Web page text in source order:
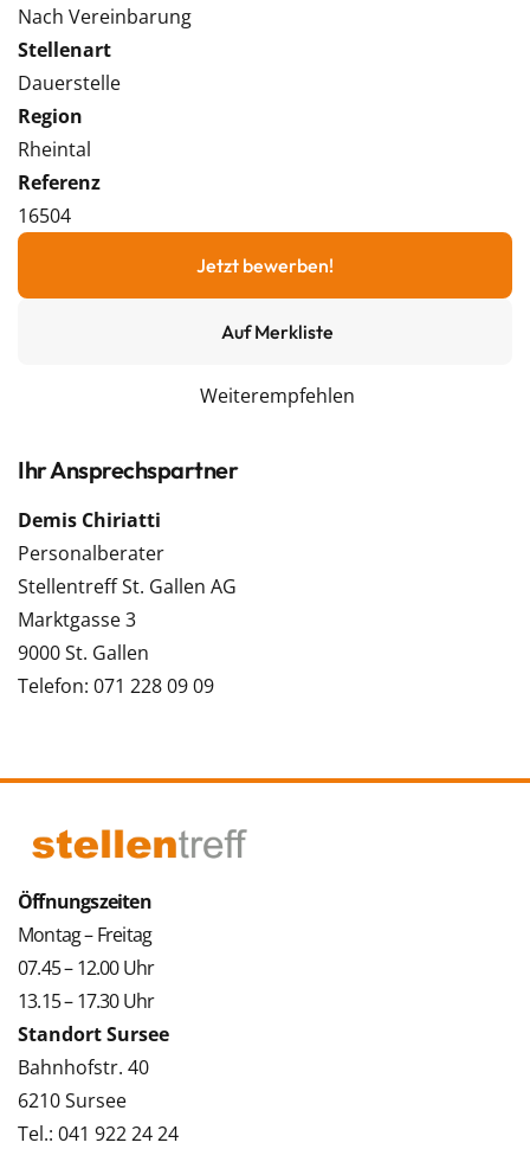
Nach Vereinbarung
Stellenart
Dauerstelle
Region
Rheintal
Referenz
16504
Jetzt bewerben!
Auf Merkliste
Weiterempfehlen
Ihr Ansprechspartner
Demis Chiriatti
Personalberater
Stellentreff St. Gallen AG
Marktgasse 3
9000 St. Gallen
Telefon: 071 228 09 09
Öffnungszeiten
Montag – Freitag
07.45 – 12.00 Uhr
13.15 – 17.30 Uhr
Standort Sursee
Bahnhofstr. 40
6210 Sursee
Tel.: 041 922 24 24